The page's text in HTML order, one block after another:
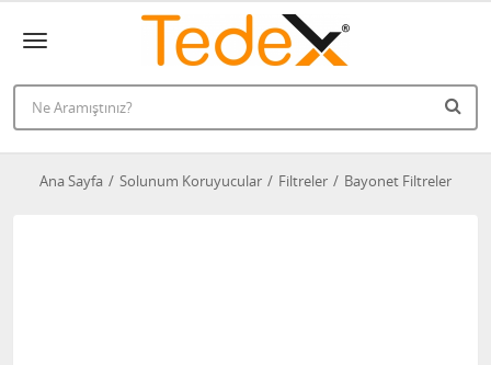
Ana Sayfa Solunum Koruyucular Filtreler Bayonet Filtreler